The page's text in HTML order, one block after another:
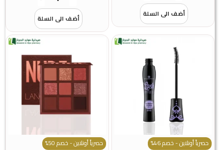
أضف الى السلة
أضف الى السلة
حصرياً أونلاين - خصم 46%
حصرياً أونلاين - خصم 50%